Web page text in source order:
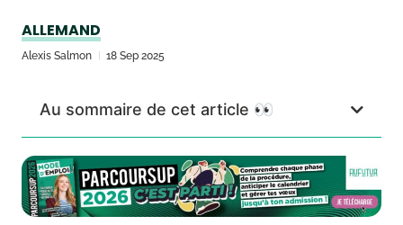
ALLEMAND
Alexis Salmon 18 Sep 2025
Au sommaire de cet article 👀